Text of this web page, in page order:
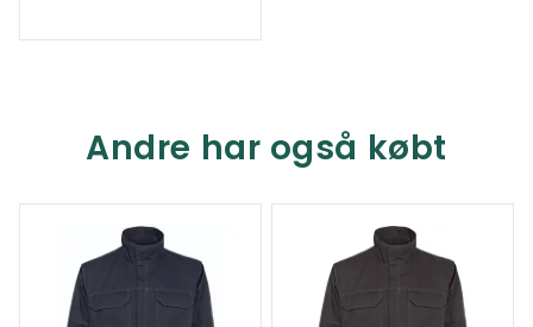
Andre har også købt